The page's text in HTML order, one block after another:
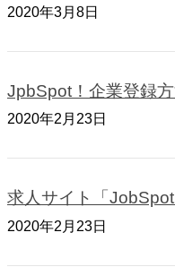
2020年3月8日
JpbSpot！企業登録
2020年2月23日
求人サイト「
2020年2月23日